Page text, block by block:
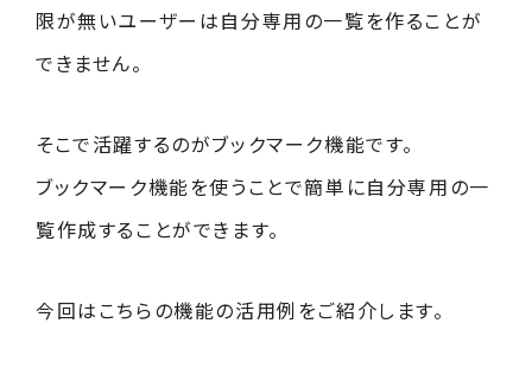
限が無いユーザーは自分専用の一覧を作ることが
できません。
そこで活躍するのがブックマーク機能です。
ブックマーク機能を使うことで簡単に自分専用の一
覧作成することができます。
今回はこちらの機能の活用例をご紹介します。